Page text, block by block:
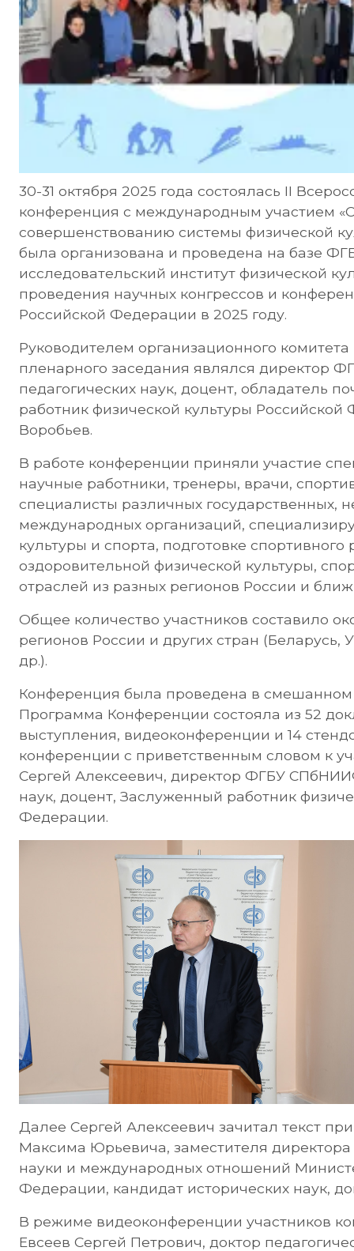
30-31 октября 2025 года состоялась II
конференция с международным участием
совершенствованию системы физической
была организована и проведена на базе
исследовательский институт физической
проведения научных конгрессов и
Российской Федерации в 2025 году.
Руководителем организационного
пленарного заседания являлся директор
педагогических наук, доцент, обладатель
работник физической культуры
Воробьев.
В работе конференции приняли участие
научные работники, тренеры, врачи,
специалисты различных государственных,
международных организаций,
культуры и спорта, подготовке
оздоровительной физической культуры,
отраслей из разных регионов России и
Общее количество участников составило
регионов России и других стран (Беларусь,
др.).
Конференция была проведена в смешанном
Программа Конференции состояла из 52
выступления, видеоконференции и 14
конференции с приветственным словом к
Сергей Алексеевич, директор ФГБУ
наук, доцент, Заслуженный работник
Федерации.
Далее Сергей Алексеевич зачитал текст
Максима Юрьевича, заместителя
науки и международных отношений
Федерации, кандидат исторических наук,
В режиме видеоконференции участников
Евсеев Сергей Петрович, доктор